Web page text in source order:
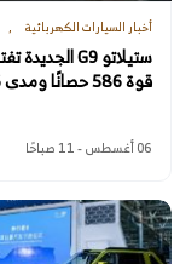
أخبار السيارات الكهربائية
قوة 586 حصانًا ومدى 1,366 كم
06 أغسطس - 11 صباحًا